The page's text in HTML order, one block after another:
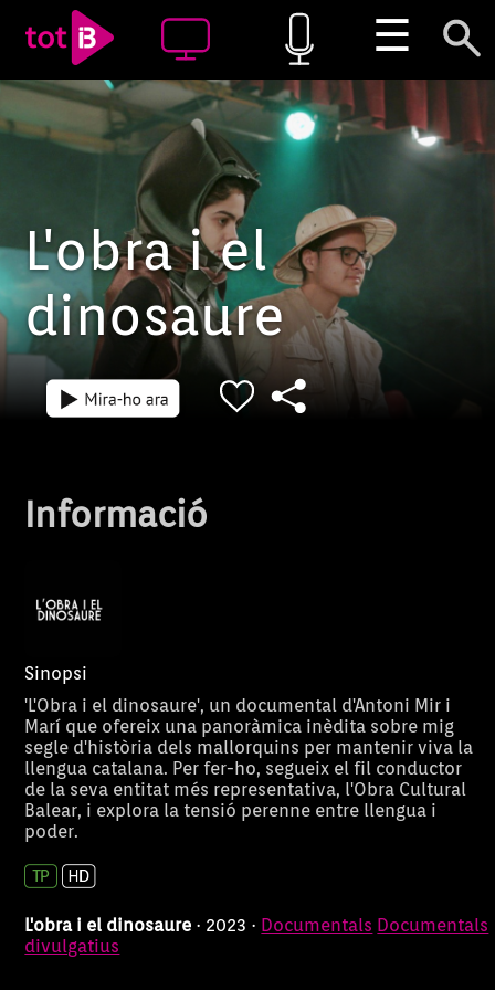
☰
L'obra i el
dinosaure
Informació
Sinopsi
'L'Obra i el dinosaure', un documental d'Antoni Mir i
Marí que ofereix una panoràmica inèdita sobre mig
segle d'història dels mallorquins per mantenir viva la
llengua catalana. Per fer-ho, segueix el fil conductor
de la seva entitat més representativa, l'Obra Cultural
Balear, i explora la tensió perenne entre llengua i
poder.
L'obra i el dinosaure · 2023 · Documentals Documentals
divulgatius